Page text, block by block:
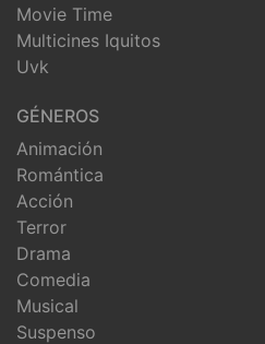
Movie Time
Multicines Iquitos
Uvk
GÉNEROS
Animación
Romántica
Acción
Terror
Drama
Comedia
Musical
Suspenso